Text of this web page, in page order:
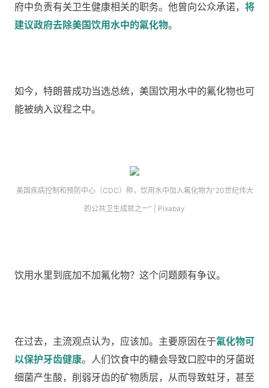
府中负责有关卫生健康相关的职务。他曾向公众承诺， 将
建议政府去除美国饮用水中的氟化物。
如今，特朗普成功当选总统，美国饮用水中的氟化物也可
能被纳入议程之中。
美国疾病控制和预防中心（CDC）称，饮用水中加入氟化物为“20世纪伟大
的公共卫生成就之一” | Pixabay
饮用水里到底加不加氟化物？这个问题颇有争议。
在过去，主流观点认为，应该加。主要原因在于氟化物可
以保护牙齿健康。人们饮食中的糖会导致口腔中的牙菌斑
细菌产生酸，削弱牙齿的矿物质层，从而导致蛀牙，甚至